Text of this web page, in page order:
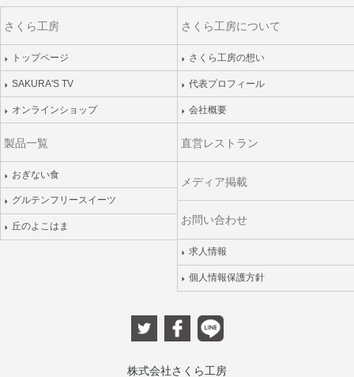
さくら工房
トップページ
SAKURA'S TV
オンラインショップ
さくら工房について
さくら工房の想い
代表プロフィール
会社概要
製品一覧
おぎない食
グルテンフリースイーツ
丘のよこはま
直営レストラン
メディア掲載
お問い合わせ
求人情報
個人情報保護方針
株式会社さくら工房